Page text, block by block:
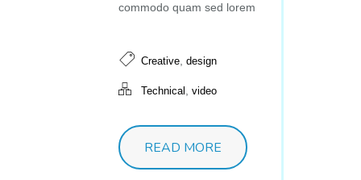
commodo quam sed lorem
Creative design
Technical video
READ MORE